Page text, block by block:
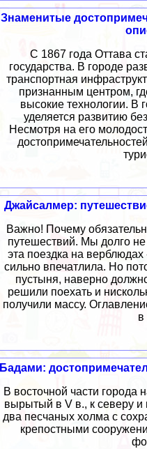
Знаменитые
С 1867 года Оттава
государства. В городе
транспортная
признанным центром,
высокие технологии. В
уделяется развитию
Несмотря на его
Джайсалмер:
Важно! Почему
путешествий. Мы долго
эта поездка на верблюдах
сильно впечатлила. Но
пустыня, наверно
решили поехать и
получили массу.
Бадами:
В восточной части города
вырытый в V в., к северу и
два песчаных холма с
крепостными